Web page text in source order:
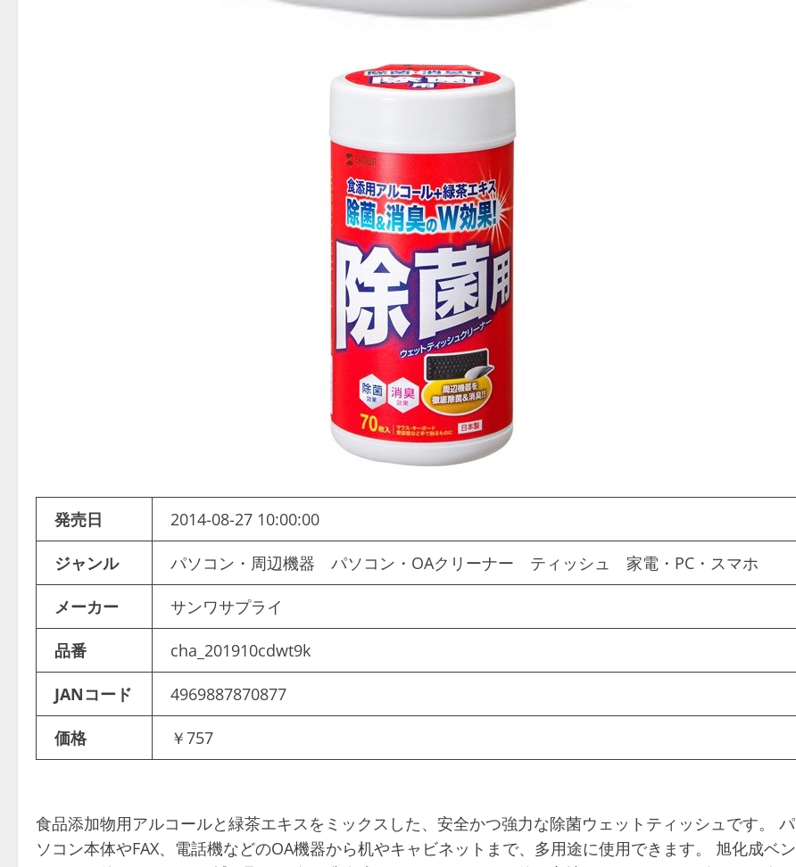
発売日 2014-08-27 10:00:00
ジャンル パソコン・周辺機器 パソコン・OAクリーナー ティッシュ 家電・PC・スマホ
メーカー サンワサプライ
品番 cha_201910cdwt9k
JANコード 4969887870877
価格 ￥757
食品添加物用アルコールと緑茶エキスをミックスした、安全かつ強力な除菌ウェットティッシュです。 パ
ソコン本体やFAX、電話機などのOA機器から机やキャビネットまで、多用途に使用できます。 旭化成ベン